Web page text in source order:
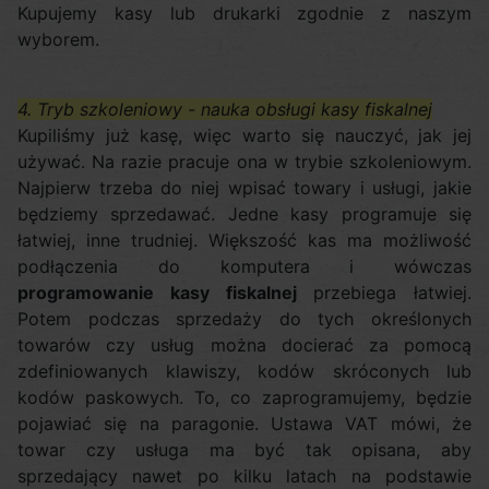
Kupujemy kasy lub drukarki zgodnie z naszym
wyborem.
4. Tryb szkoleniowy - nauka obsługi kasy fiskalnej
Kupiliśmy już kasę, więc warto się nauczyć, jak jej
używać. Na razie pracuje ona w trybie szkoleniowym.
Najpierw trzeba do niej wpisać towary i usługi, jakie
będziemy sprzedawać. Jedne kasy programuje się
łatwiej, inne trudniej. Większość kas ma możliwość
podłączenia do komputera i wówczas
programowanie kasy fiskalnej przebiega łatwiej.
Potem podczas sprzedaży do tych określonych
towarów czy usług można docierać za pomocą
zdefiniowanych klawiszy, kodów skróconych lub
kodów paskowych. To, co zaprogramujemy, będzie
pojawiać się na paragonie. Ustawa VAT mówi, że
towar czy usługa ma być tak opisana, aby
sprzedający nawet po kilku latach na podstawie